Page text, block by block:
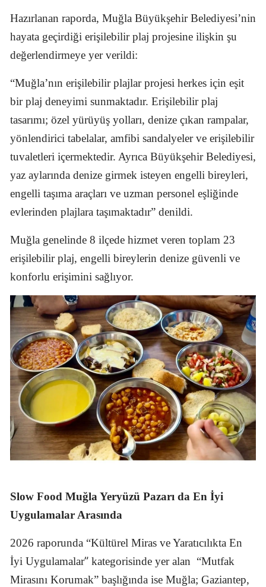
Hazırlanan raporda, Muğla Büyükşehir Belediyesi’nin
hayata geçirdiği erişilebilir plaj projesine ilişkin şu
değerlendirmeye yer verildi:
“Muğla’nın erişilebilir plajlar projesi herkes için eşit
bir plaj deneyimi sunmaktadır. Erişilebilir plaj
tasarımı; özel yürüyüş yolları, denize çıkan rampalar,
yönlendirici tabelalar, amfibi sandalyeler ve erişilebilir
tuvaletleri içermektedir. Ayrıca Büyükşehir Belediyesi,
yaz aylarında denize girmek isteyen engelli bireyleri,
engelli taşıma araçları ve uzman personel eşliğinde
evlerinden plajlara taşımaktadır” denildi.
Muğla genelinde 8 ilçede hizmet veren toplam 23
erişilebilir plaj, engelli bireylerin denize güvenli ve
konforlu erişimini sağlıyor.
Slow Food Muğla Yeryüzü Pazarı da En İyi
Uygulamalar Arasında
2026 raporunda “Kültürel Miras ve Yaratıcılıkta En
İyi Uygulamalar” kategorisinde yer alan “Mutfak
Mirasını Korumak” başlığında ise Muğla; Gaziantep,